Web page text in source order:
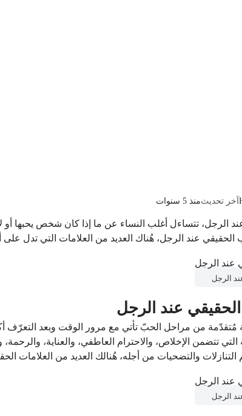
آخر تحديثمنذ 5 سنوات
الرجل، تتساءل أغلب النساء عن ما إذا كان شخص يحبها
عند الرجل، هُناك العديد من العلامات التي تدل
الرجل
عند الرجل
مُتقدّمة من مراحل الحبّ تأتي مع مرور الوقت وبعد
التي تتضمن الإخلاص، والاحترام العاطفي، والعناية،
التنازلات والتضحيات من أجله، هُنالك العديد من العلامات
الرجل